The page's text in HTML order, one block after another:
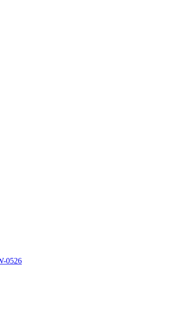
0526